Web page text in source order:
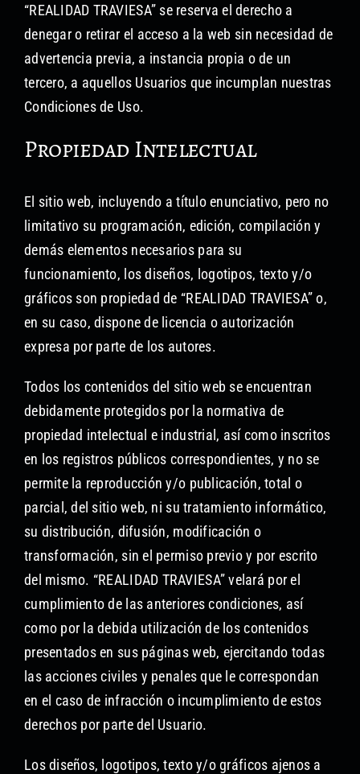
“REALIDAD TRAVIESA” se reserva el derecho a
denegar o retirar el acceso a la web sin necesidad de
advertencia previa, a instancia propia o de un
tercero, a aquellos Usuarios que incumplan nuestras
Condiciones de Uso.
Propiedad Intelectual
El sitio web, incluyendo a título enunciativo, pero no
limitativo su programación, edición, compilación y
demás elementos necesarios para su
funcionamiento, los diseños, logotipos, texto y/o
gráficos son propiedad de “REALIDAD TRAVIESA” o,
en su caso, dispone de licencia o autorización
expresa por parte de los autores.
Todos los contenidos del sitio web se encuentran
debidamente protegidos por la normativa de
propiedad intelectual e industrial, así como inscritos
en los registros públicos correspondientes, y no se
permite la reproducción y/o publicación, total o
parcial, del sitio web, ni su tratamiento informático,
su distribución, difusión, modificación o
transformación, sin el permiso previo y por escrito
del mismo. “REALIDAD TRAVIESA” velará por el
cumplimiento de las anteriores condiciones, así
como por la debida utilización de los contenidos
presentados en sus páginas web, ejercitando todas
las acciones civiles y penales que le correspondan
en el caso de infracción o incumplimiento de estos
derechos por parte del Usuario.
Los diseños, logotipos, texto y/o gráficos ajenos a